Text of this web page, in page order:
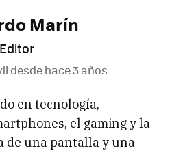
Marín
Editor
desdehace 3 años
en tecnología,
el gaming y la
de una pantalla y una